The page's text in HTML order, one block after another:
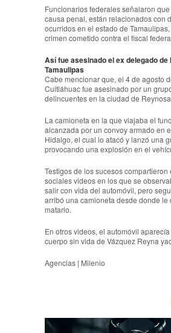
Funcionarios federales señalaron
causa penal, están relacionados con
ocurridos en el estado de
crimen cometido contra el fiscal
Así fue asesinado el ex delegado de
Tamaulipas
Cabe mencionar que, el 4 de agosto
Cuitláhuac fue asesinado por un
delincuentes en la ciudad de
La camioneta en la que viajaba el
alcanzada por un convoy armado en
Hidalgo, el cual lo atacó y lanzó una
provocando una explosión en el
Testigos de los sucesos compartieron
sociales videos en los que se
salir con vida del automóvil, pero
arribó una camioneta desde donde le
matarlo.
En otros videos, el automóvil
cuerpo sin vida de Vázquez Reyna
Agencias | Milenio